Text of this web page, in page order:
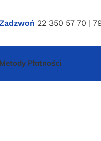
22 350 57 70 |
Metody Płatności